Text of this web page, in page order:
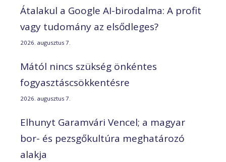
Átalakul a Google AI-birodalma: A profit
vagy tudomány az elsődleges?
2026. augusztus 7.
Mától nincs szükség önkéntes
fogyasztáscsökkentésre
2026. augusztus 7.
Elhunyt Garamvári Vencel; a magyar
bor- és pezsgőkultúra meghatározó
alakja